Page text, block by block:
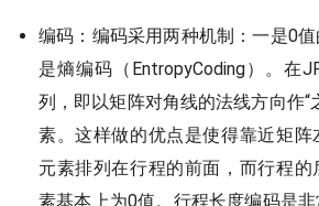
编码：编码采用两种机制：一是0
是熵编码（EntropyCoding）。在
列，即以矩阵对角线的法线方向作“
素。这样做的优点是使得靠近矩阵
元素排列在行程的前面，而行程
素基本上为0值。行程长度编码是